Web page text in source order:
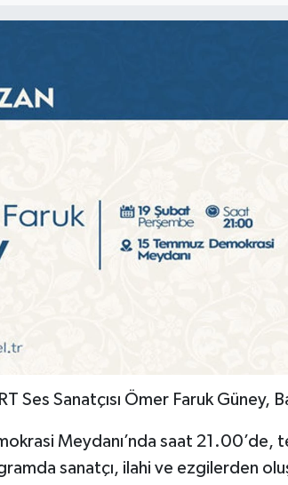
Ses Sanatçısı Ömer Faruk Güney,
Meydanı’nda saat 21.00’de,
sanatçı, ilahi ve ezgilerden